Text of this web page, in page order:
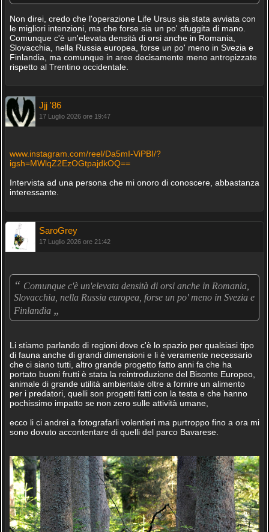
Non direi, credo che l'operazione Life Ursus sia stata avviata con
le migliori intenzioni, ma che forse sia un po' sfuggita di mano.
Comunque c'è un'elevata densità di orsi anche in Romania,
Slovacchia, nella Russia europea, forse un po' meno in Svezia e
Finlandia, ma comunque in aree decisamente meno antropizzate
rispetto al Trentino occidentale.
Jjj '86
17 Luglio 2026 ore 19:47
www.instagram.com/reel/Da5mI-ViPBI/?
igsh=MWlqZ2EzOGtpajdkOQ==
Intervista ad una persona che mi onoro di conoscere, abbastanza
interessante.
SaroGrey
17 Luglio 2026 ore 21:42
“ Comunque c'è un'elevata densità di orsi anche in Romania,
Slovacchia, nella Russia europea, forse un po' meno in Svezia e
Finlandia „
Li stiamo parlando di regioni dove c'è lo spazio per qualsiasi tipo
di fauna anche di grandi dimensioni e li è veramente necessario
che ci siano tutti, altro grande progetto fatto anni fa che ha
portato buoni frutti è stata la reintroduzione del Bisonte Europeo,
animale di grande utilità ambientale oltre a fornire un alimento
per i predatori, quelli son progetti fatti con la testa e che hanno
pochissimo impatto se non zero sulle attività umane,
ecco li ci andrei a fotografarli volentieri ma purtroppo fino a ora mi
sono dovuto accontentare di quelli del parco Bavarese.